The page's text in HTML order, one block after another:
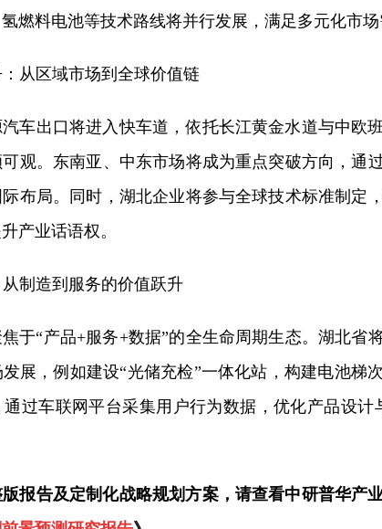
燃料电池等技术路线将并行发展，满足多元化市场
从区域市场到全球价值链
车出口将进入快车道，依托长江黄金水道与中欧
观。东南亚、中东市场将成为重点突破方向，通
布局。同时，湖北企业将参与全球技术标准制定
产业话语权。
制造到服务的价值跃升
于“产品+服务+数据”的全生命周期生态。湖北省
展，例如建设“光储充检”一体化站，构建电池梯
过车联网平台采集用户行为数据，优化产品设计
报告及定制化战略规划方案，请查看中研普华产